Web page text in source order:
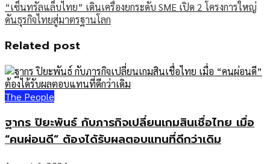
“เซ็นทรัลแล็บไทย” เดินเครื่องยกระดับ SME เปิด 2 โครงการใหญ่
ดันธุรกิจไทยสู่มาตรฐานโลก
Related post
The People
ฐากร ปิยะพันธ์ กับภารกิจเปลี่ยนเกมสินเชื่อไทย เมื่อ
“คนผ่อนดี” ต้องได้รับผลตอบแทนที่ดีกว่าเดิม